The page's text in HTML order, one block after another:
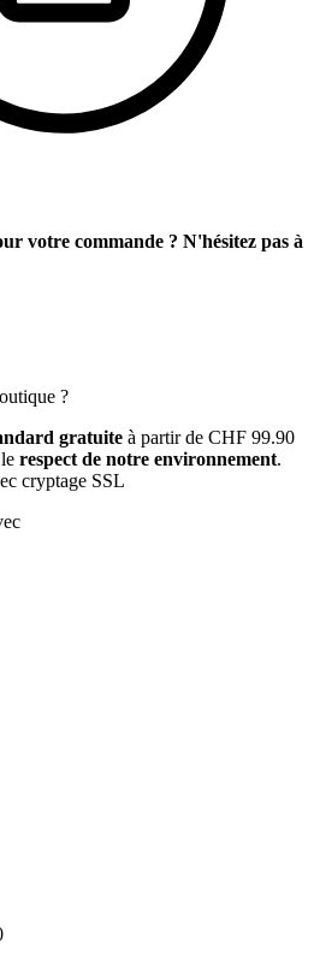
votre commande ? N'hésitez pas à
?
gratuite à partir de CHF 99.90
respect de notre environnement.
cryptage SSL